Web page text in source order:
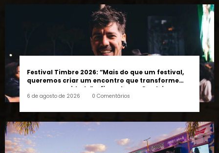
Festival Timbre 2026: “Mais do que um festival,
pessoas e a cidade”, afirma Lucas Cordeiro
6 de agosto de 2026 0 Comentários